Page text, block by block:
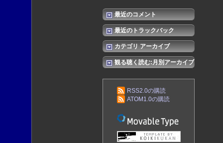
最近のコメント
最近のトラックバック
カテゴリ アーカイブ
観る聴く読む:月別アーカイブ
RSS2.0の購読
ATOM1.0の購読